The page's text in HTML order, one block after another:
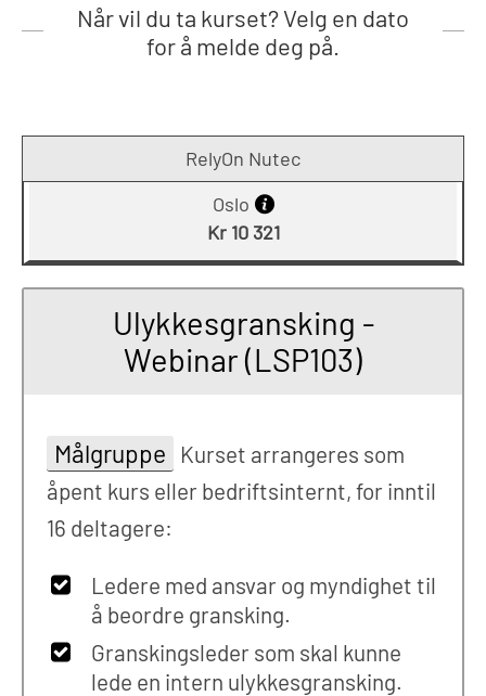
Når vil du ta kurset? Velg en dato
for å melde deg på.
RelyOn Nutec
Oslo
Kr 10 321
Ulykkesgransking -
Webinar (LSP103)
Målgruppe
Kurset arrangeres som
åpent kurs eller bedriftsinternt, for inntil
16 deltagere:
Ledere med ansvar og myndighet til
å beordre gransking.
Granskingsleder som skal kunne
lede en intern ulykkesgransking.